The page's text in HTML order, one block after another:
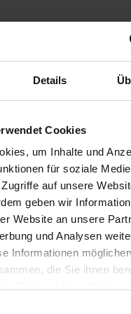
Details
Cookies
um Inhalte und
für soziale
auf unsere
geben wir
Website an unsere
und Analysen
Informationen
die Sie ihnen
Office